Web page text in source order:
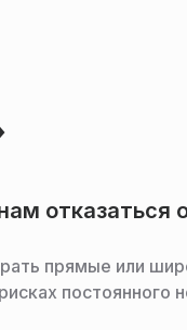
отказаться
прямые или
постоянного